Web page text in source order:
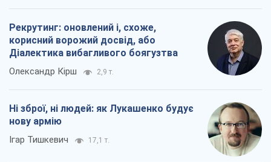
Рекрутинг: оновлений і, схоже,
корисний ворожий досвід, або
Діалектика вибагливого боягузтва
Олександр Кірш 2,9 т.
Ні зброї, ні людей: як Лукашенко будує
нову армію
Ігар Тишкевич 17,1 т.